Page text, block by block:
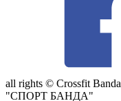
all rights © Crossfit Banda
"СПОРТ БАНДА"